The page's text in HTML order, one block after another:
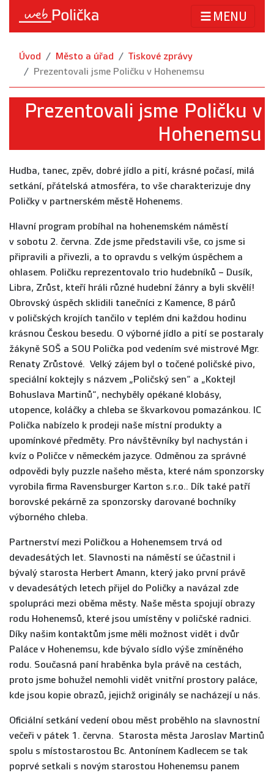
MENU
Úvod Město a úřad
Tiskové zprávy
Prezentovali jsme Poličku v Hohenemsu
Prezentovali jsme Poličku v
Hohenemsu
Hudba, tanec, zpěv, dobré jídlo a pití, krásné počasí, milá
setkání, přátelská atmosféra, to vše charakterizuje dny
Poličky v partnerském městě Hohenems.
Hlavní program probíhal na hohenemském náměstí
v sobotu 2. června. Zde jsme představili vše, co jsme si
připravili a přivezli, a to opravdu s velkým úspěchem a
ohlasem. Poličku reprezentovalo trio hudebníků – Dusík,
Libra, Zrůst, kteří hráli různé hudební žánry a byli skvělí!
Obrovský úspěch sklidili tanečníci z Kamence, 8 párů
v poličských krojích tančilo v teplém dni každou hodinu
krásnou Českou besedu. O výborné jídlo a pití se postaraly
žákyně SOŠ a SOU Polička pod vedením své mistrové Mgr.
Renaty Zrůstové. Velký zájem byl o točené poličské pivo,
speciální koktejly s názvem „Poličský sen“ a „Koktejl
Bohuslava Martinů“, nechyběly opékané klobásy,
utopence, koláčky a chleba se škvarkovou pomazánkou. IC
Polička nabízelo k prodeji naše místní produkty a
upomínkové předměty. Pro návštěvníky byl nachystán i
kvíz o Poličce v německém jazyce. Odměnou za správné
odpovědi byly puzzle našeho města, které nám sponzorsky
vyrobila firma Ravensburger Karton s.r.o.. Dík také patří
borovské pekárně za sponzorsky darované bochníky
výborného chleba.
Partnerství mezi Poličkou a Hohenemsem trvá od
devadesátých let. Slavnosti na náměstí se účastnil i
bývalý starosta Herbert Amann, který jako první právě
v devadesátých letech přijel do Poličky a navázal zde
spolupráci mezi oběma městy. Naše města spojují obrazy
rodu Hohenemsů, které jsou umístěny v poličské radnici.
Díky našim kontaktům jsme měli možnost vidět i dvůr
Paláce v Hohenemsu, kde bývalo sídlo výše zmíněného
rodu. Současná paní hraběnka byla právě na cestách,
proto jsme bohužel nemohli vidět vnitřní prostory paláce,
kde jsou kopie obrazů, jejichž originály se nacházejí u nás.
Oficiální setkání vedení obou měst proběhlo na slavnostní
večeři v pátek 1. června. Starosta města Jaroslav Martinů
spolu s místostarostou Bc. Antonínem Kadlecem se tak
poprvé setkali s novým starostou Hohenemsu panem